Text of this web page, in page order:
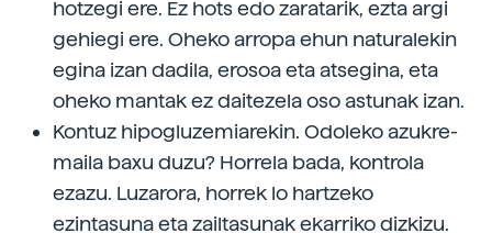
hotzegi ere. Ez hots edo zaratarik, ezta argi
gehiegi ere. Oheko arropa ehun naturalekin
egina izan dadila, erosoa eta atsegina, eta
oheko mantak ez daitezela oso astunak izan.
Kontuz hipogluzemiarekin. Odoleko azukre-
maila baxu duzu? Horrela bada, kontrola
ezazu. Luzarora, horrek lo hartzeko
ezintasuna eta zailtasunak ekarriko dizkizu.